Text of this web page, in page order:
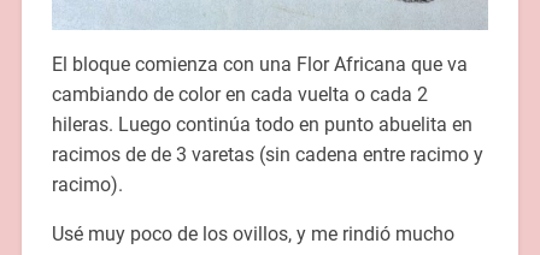
El bloque comienza con una Flor Africana que va
cambiando de color en cada vuelta o cada 2
hileras. Luego continúa todo en punto abuelita en
racimos de de 3 varetas (sin cadena entre racimo y
racimo).
Usé muy poco de los ovillos, y me rindió mucho